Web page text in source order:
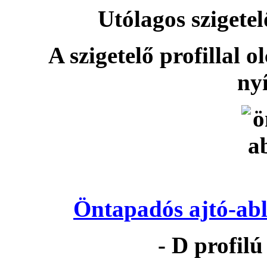
Utólagos
A szigetelő profillal
Öntapadós ajtó-
- D profilú